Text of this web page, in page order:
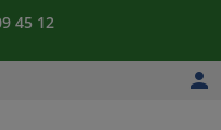
45 12
